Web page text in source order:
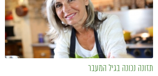
תזונה נכונה בגיל המעבר